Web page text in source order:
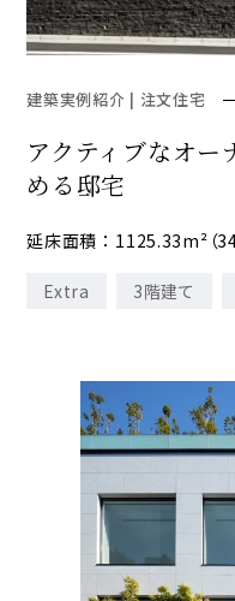
建築実例紹介 | 注文住宅
アクティブなオー
める邸宅
延床面積 ： 1125.33m²（
Extra 3階建て